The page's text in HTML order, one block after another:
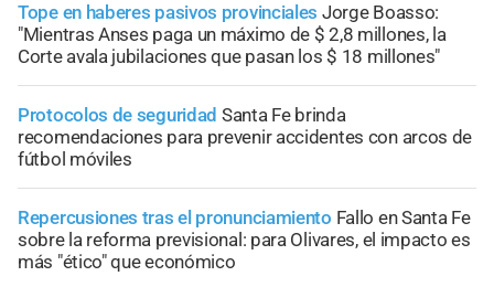
Tope en haberes pasivos provinciales Jorge Boasso:
"Mientras Anses paga un máximo de $ 2,8 millones, la
Corte avala jubilaciones que pasan los $ 18 millones"
Protocolos de seguridad Santa Fe brinda
recomendaciones para prevenir accidentes con arcos de
fútbol móviles
Repercusiones tras el pronunciamiento Fallo en Santa Fe
sobre la reforma previsional: para Olivares, el impacto es
más "ético" que económico